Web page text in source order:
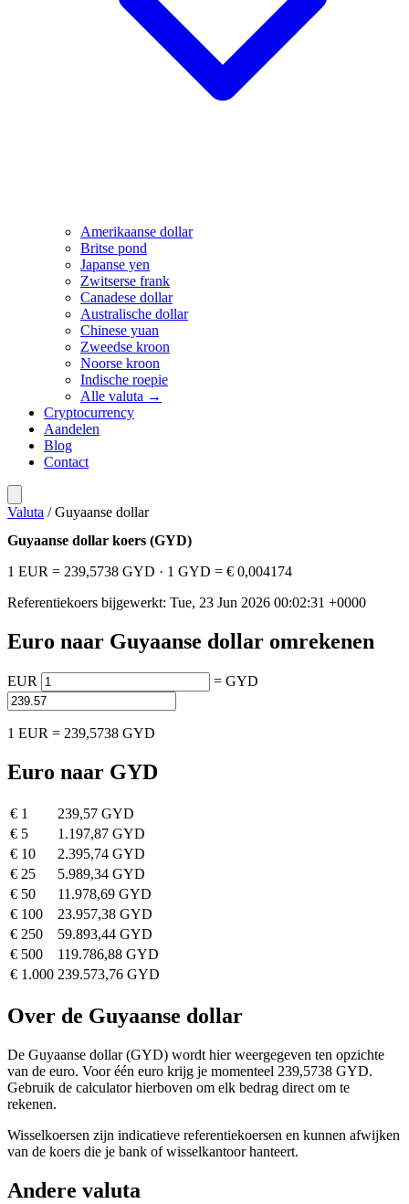
Amerikaanse dollar
Britse pond
Japanse yen
Zwitserse frank
Canadese dollar
Australische dollar
Chinese yuan
Zweedse kroon
Noorse kroon
Indische roepie
Alle valuta →
Cryptocurrency
Aandelen
Blog
Contact
Valuta / Guyaanse dollar
Guyaanse dollar koers (GYD)
1 EUR = 239,5738 GYD · 1 GYD = € 0,004174
Referentiekoers bijgewerkt: Tue, 23 Jun 2026 00:02:31 +0000
Euro naar Guyaanse dollar omrekenen
EUR = GYD
1 EUR = 239,5738 GYD
Euro naar GYD
€ 1
239,57 GYD
€ 5
1.197,87 GYD
€ 10
2.395,74 GYD
€ 25
5.989,34 GYD
€ 50
11.978,69 GYD
€ 100
23.957,38 GYD
€ 250
59.893,44 GYD
€ 500
119.786,88 GYD
€ 1.000 239.573,76 GYD
Over de Guyaanse dollar
De Guyaanse dollar (GYD) wordt hier weergegeven ten opzichte
van de euro. Voor één euro krijg je momenteel 239,5738 GYD.
Gebruik de calculator hierboven om elk bedrag direct om te
rekenen.
Wisselkoersen zijn indicatieve referentiekoersen en kunnen afwijken
van de koers die je bank of wisselkantoor hanteert.
Andere valuta